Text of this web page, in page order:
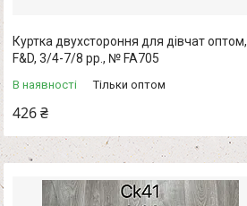
Куртка двухстороння для дівчат оптом,
F&D, 3/4-7/8 рр., № FA705
В наявності Тільки оптом
426 ₴